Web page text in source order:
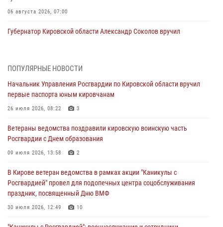
06 августа 2026, 07:00
Губернатор Кировской области Александр Соколов вручил
поддельной купюры
04 августа 2026, 09:30
03 августа 2026, 09:01
В Кирове росгвардейцы и ветераны ведомства приняли участие в
03 августа 2026, 08:45
В Кирове росгвардейцы задержали подозреваемого в краже из
магазина
ПОПУЛЯРНЫЕ НОВОСТИ
Начальник Управления Росгвардии по Кировской области вручил
первые паспорта юным кировчанам
26 июля 2026, 08:22 3
Ветераны ведомства поздравили кировскую воинскую часть
Росгвардии с Днем образования
09 июля 2026, 13:58 2
В Кирове ветеран ведомства в рамках акции "Каникулы с
Росгвардией" провел для подопечных центра соцобслуживания
праздник, посвященный Дню ВМФ
30 июля 2026, 12:49 10